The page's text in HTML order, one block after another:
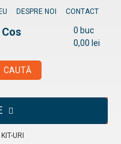
DESPRE NOI CONTACT
CAUTĂ
Cos
0 buc
0,00 lei
KIT-URI